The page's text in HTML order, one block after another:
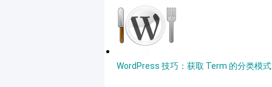
WordPress 技巧：获取 Term 的分类模式